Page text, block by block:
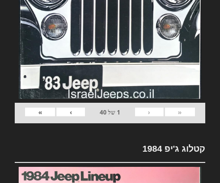
«
‹
1 של40
›
»
קטלוג ג'יפ 1984